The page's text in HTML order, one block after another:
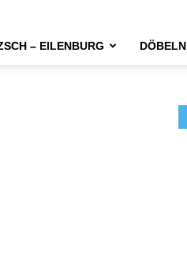
– EILENBURG DÖBELN